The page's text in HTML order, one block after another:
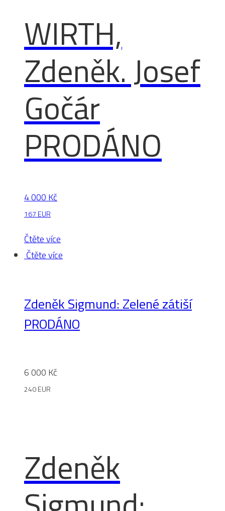
WIRTH,
Zdeněk. Josef
Gočár
PRODÁNO
4 000 Kč
167 EUR
Čtěte více
Čtěte více
Zdeněk Sigmund: Zelené zátiší
PRODÁNO
6 000 Kč
240 EUR
Zdeněk